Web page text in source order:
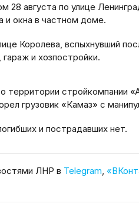
28 августа по улице
и окна в частном доме.
Королева, вспыхнувший
и хозпостройки.
территории стройкомпании
грузовик «Камаз» с
и пострадавших нет.
ЛНР в Telegram,